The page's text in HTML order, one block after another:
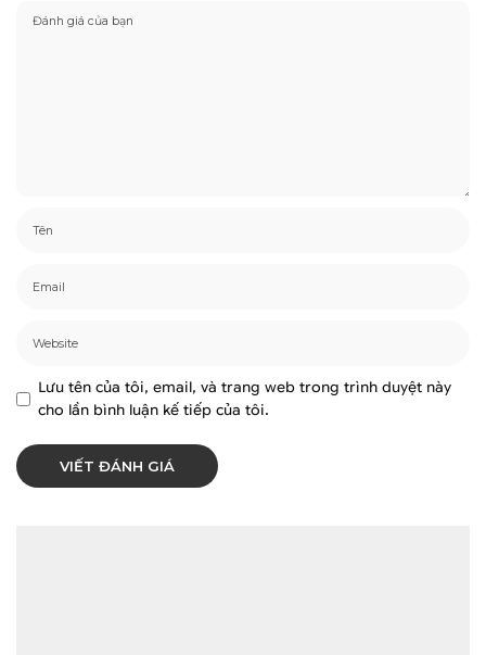
Lưu tên của tôi, email, và trang web trong trình duyệt này
cho lần bình luận kế tiếp của tôi.